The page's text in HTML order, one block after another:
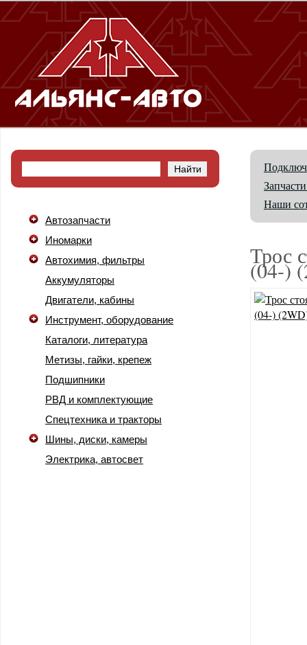
Автозапчасти
Иномарки
Автохимия, фильтры
Аккумуляторы
Двигатели, кабины
Инструмент, оборудование
Каталоги, литература
Метизы, гайки, крепеж
Подшипники
РВД и комплектующие
Спецтехника и тракторы
Шины, диски, камеры
Электрика, автосвет
Наши
Трос
(04-)